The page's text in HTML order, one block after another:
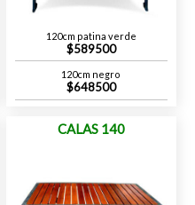
120cm patina verde
589500
120cm negro
648500
CALAS 140